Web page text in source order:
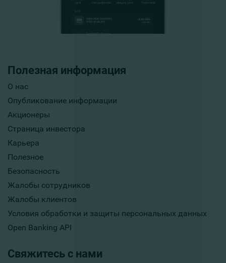
Полезная информация
О нас
Опубликование информации
Акционеры
Страница инвестора
Карьера
Полезное
Безопасность
Жалобы сотрудников
Жалобы клиентов
Условия обработки и защиты персональных данных
Open Banking API
Свяжитесь с нами